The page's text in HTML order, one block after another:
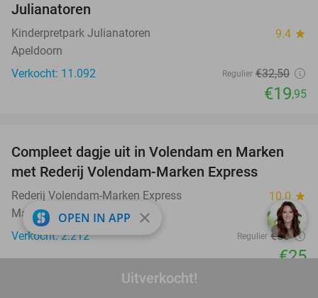
Uitverkocht!
Julianatoren
Kinderpretpark Julianatoren 9.4 star
Apeldoorn
Verkocht: 11.092
Regulier €32,50
€19,95
55%
Compleet dagje uit in Volendam en Marken
met Rederij Volendam-Marken Express
Rederij Volendam-Marken Express 10.0 star
Marken (+3 locaties) (13 km)
Verkocht: 2.212
Regulier €55
€25
OPEN IN APP close